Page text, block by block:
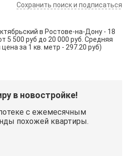
Сохранить поиск и подписаться
в Ростове-на-Дону - 18
5 500 руб до 20 000 руб. Средняя
за 1 кв. метр - 297.20 руб)
в новостройке!
с ежемесячным
похожей квартиры.